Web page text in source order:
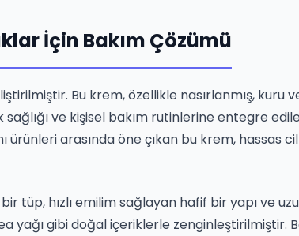
İçin Bakım Çözümü
Bu krem, özellikle nasırlanmış, kuru
ve kişisel bakım rutinlerine entegre
ürünleri arasında öne çıkan bu krem, hassas
tüp, hızlı emilim sağlayan hafif bir yapı ve
yağı gibi doğal içeriklerle zenginleştirilmiştir.